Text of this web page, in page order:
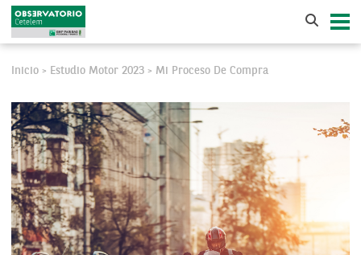
Inicio > Estudio Motor 2023 > Mi Proceso De Compra